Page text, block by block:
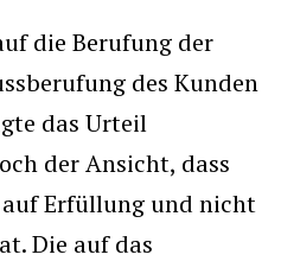
die Berufung der
des Kunden
das Urteil
der Ansicht, dass
auf Erfüllung und nicht
Die auf das